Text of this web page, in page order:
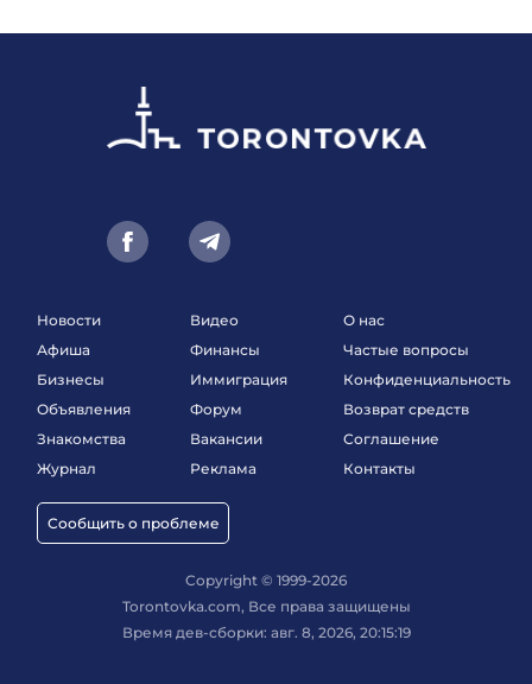
Новости
Афиша
Бизнесы
Объявления
Знакомства
Журнал
Сообщить о проблеме
Видео
Финансы
Иммиграция
Форум
Вакансии
Реклама
О нас
Частые вопросы
Конфиденциальность
Возврат средств
Соглашение
Контакты
Copyright © 1999-2026
Torontovka.com, Все права защищены
Время дев-сборки: авг. 8, 2026, 20:15:19